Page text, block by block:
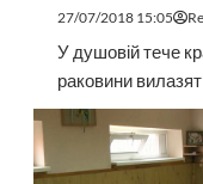
27/07/2018 15:05
У душовій тече
раковини